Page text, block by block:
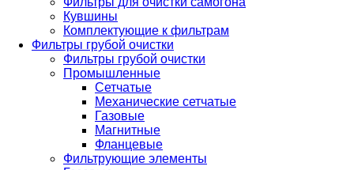
Кувшины
Комплектующие к фильтрам
Фильтры грубой очистки
Фильтры грубой очистки
Промышленные
Сетчатые
Механические сетчатые
Газовые
Магнитные
Фланцевые
Фильтрующие элементы